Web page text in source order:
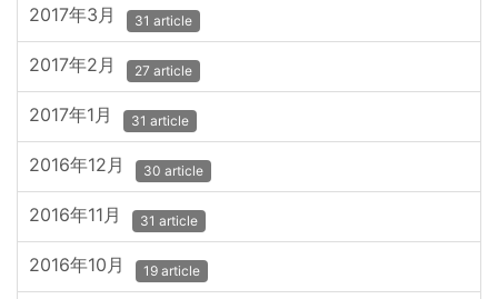
2017年3月 31 article
2017年2月 27 article
2017年1月 31 article
2016年12月 30 article
2016年11月 31 article
2016年10月 19 article